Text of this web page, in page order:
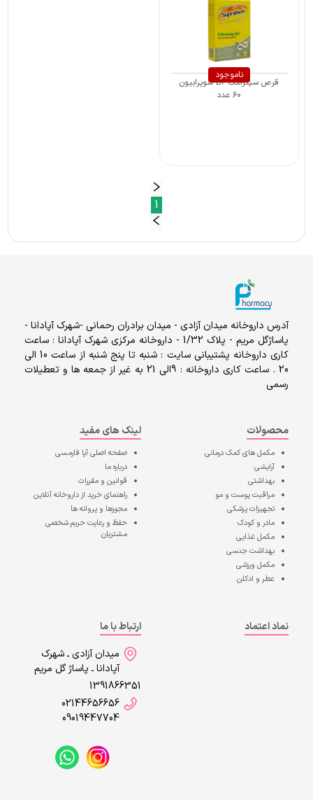
ناموجود
قرص سیترامگ B6 سوپرابیون
۶۰ عدد
1
آدرس داروخانه میدان آزادی - میدان برادران رحمانی -شهرک آپادانا -
پاساژگل مریم - پلاک 1/32 - داروخانه مرکزی شهرک آپادانا : ساعت
کاری داروخانه پشتیبانی سایت : شنبه تا پنج شنبه از ساعت 10 الی
20 . ساعت کاری داروخانه : 9الی 21 به غیر از جمعه ها و تعطیلات
رسمی
محصولات
مکمل های کمک درمانی
آرایشی
بهداشتی
مراقبت پوست و مو
تجهیزات پزشکی
مادر و کودک
مکمل غذایی
بهداشت جنسی
مکمل ورزشی
عطر و ادکلن
لینک های مفید
صفحه اصلیآپا فارمسی
درباره ما
قوانین و مقررات
راهنمای خرید از داروخانه آنلاین
مجوزها و پروانه ها
حفظ و رعایت حریم شخصی
مشتریان
نماد اعتماد
ارتباط با ما
میدان آزادی ـ شهرک
آپادانا ـ پاساژ گل مریم
1391866351
02144656656
09019447704